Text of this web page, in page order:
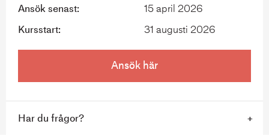
Ansök senast:
15 april 2026
Kursstart:
31 augusti 2026
Ansök här
Har du frågor?